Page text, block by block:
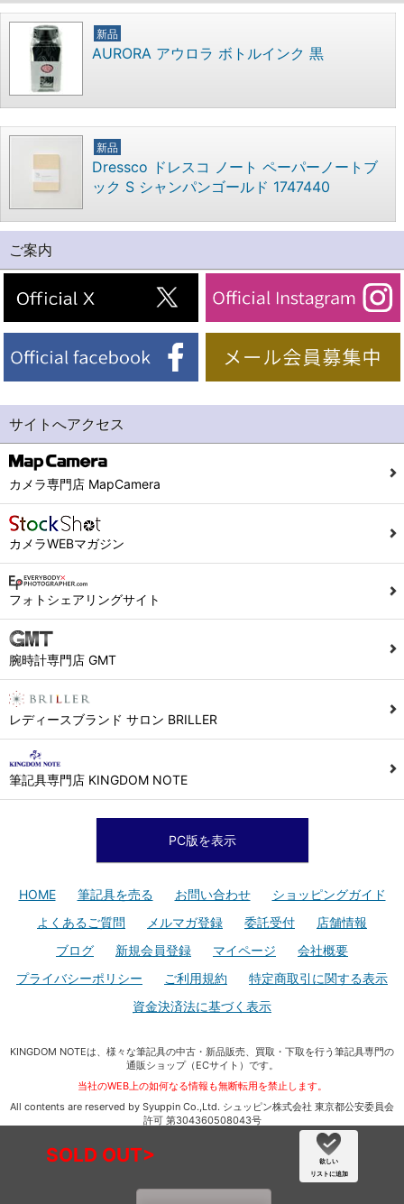
新品
AURORA アウロラ ボトルインク 黒
新品
Dressco ドレスコ ノート ペーパーノートブ
ック S シャンパンゴールド 1747440
ご案内
サイトへアクセス
カメラ専門店 MapCamera
カメラWEBマガジン
フォトシェアリングサイト
腕時計専門店 GMT
レディースブランド サロン BRILLER
筆記具専門店 KINGDOM NOTE
SOLD OUT>
欲しい
リストに追加
PC版を表示
HOME 筆記具を売る お問い合わせ
ショッピングガイド
よくあるご質問
メルマガ登録 委託受付
店舗情報
ブログ
新規会員登録 マイページ
会社概要
プライバシーポリシー
ご利用規約
特定商取引に関する表示
資金決済法に基づく表示
KINGDOM NOTEは、様々な筆記具の中古・新品販売、買取・下取を行う筆記具専門の
通販ショップ（ECサイト）です。
当社のWEB上の如何なる情報も無断転用を禁止します。
All contents are reserved by Syuppin Co.,Ltd. シュッピン株式会社 東京都公安委員会
許可 第304360508043号